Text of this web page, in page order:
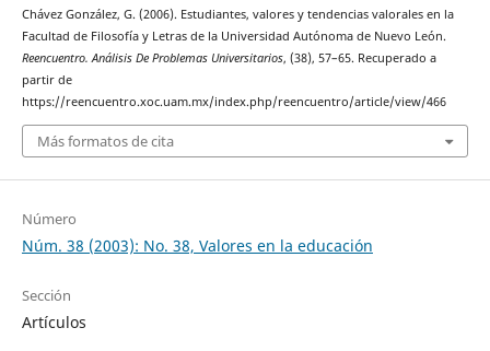
Chávez González, G. (2006). Estudiantes, valores y tendencias valorales en la
Facultad de Filosofía y Letras de la Universidad Autónoma de Nuevo León.
Reencuentro. Análisis De Problemas Universitarios, (38), 57–65. Recuperado a
partir de
https://reencuentro.xoc.uam.mx/index.php/reencuentro/article/view/466
Más formatos de cita
Número
Núm. 38 (2003): No. 38, Valores en la educación
Sección
Artículos